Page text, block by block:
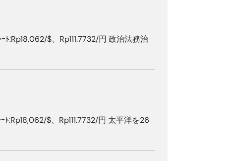
$、Rp111.7732/円 政治法務治
$、Rp111.7732/円 太平洋を26